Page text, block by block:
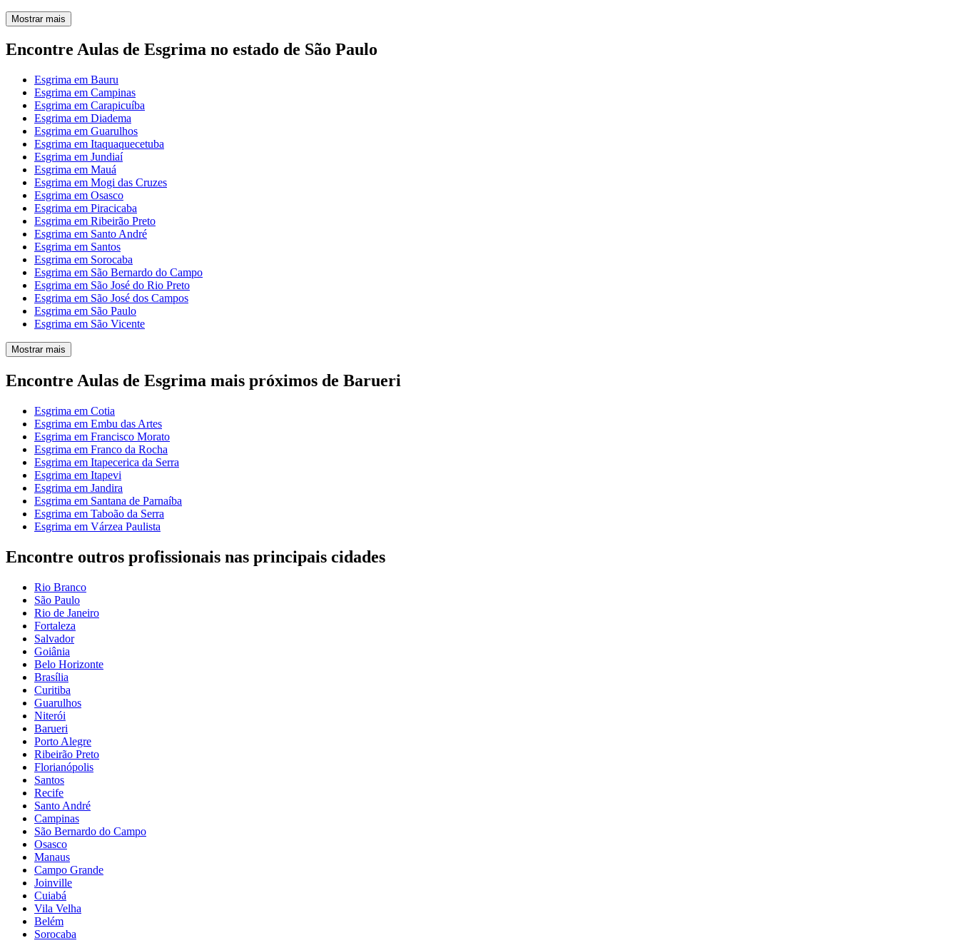
Mostrar mais
Encontre Aulas de Esgrima no estado de São Paulo
Esgrima em Bauru
Esgrima em Campinas
Esgrima em Carapicuíba
Esgrima em Diadema
Esgrima em Guarulhos
Esgrima em Itaquaquecetuba
Esgrima em Jundiaí
Esgrima em Mauá
Esgrima em Mogi das Cruzes
Esgrima em Osasco
Esgrima em Piracicaba
Esgrima em Ribeirão Preto
Esgrima em Santo André
Esgrima em Santos
Esgrima em Sorocaba
Esgrima em São Bernardo do Campo
Esgrima em São José do Rio Preto
Esgrima em São José dos Campos
Esgrima em São Paulo
Esgrima em São Vicente
Mostrar mais
Encontre Aulas de Esgrima mais próximos de Barueri
Esgrima em Cotia
Esgrima em Embu das Artes
Esgrima em Francisco Morato
Esgrima em Franco da Rocha
Esgrima em Itapecerica da Serra
Esgrima em Itapevi
Esgrima em Jandira
Esgrima em Santana de Parnaíba
Esgrima em Taboão da Serra
Esgrima em Várzea Paulista
Encontre outros profissionais nas principais cidades
Rio Branco
São Paulo
Rio de Janeiro
Fortaleza
Salvador
Goiânia
Belo Horizonte
Brasília
Curitiba
Guarulhos
Niterói
Barueri
Porto Alegre
Ribeirão Preto
Florianópolis
Santos
Recife
Santo André
Campinas
São Bernardo do Campo
Osasco
Manaus
Campo Grande
Joinville
Cuiabá
Vila Velha
Belém
Sorocaba